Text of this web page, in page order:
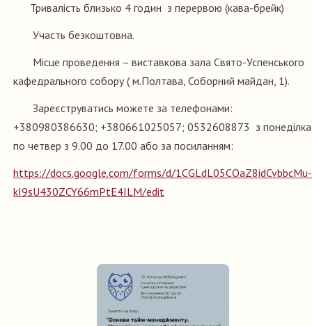
Тривалість близько 4 годин з перервою (кава-брейк)
Участь безкоштовна.
Місце проведення – виставкова зала Свято-Успенського
кафедрального собору ( м.Полтава, Соборний майдан, 1).
Зареєструватись можете за телефонами:
+380980386630; +380661025057; 0532608873 з понеділка
по четвер з 9.00 до 17.00 або за посиланням:
https://docs.google.com/forms/d/1CGLdL05COaZ8idCvbbcMu-
kI9sU430ZCY66mPtE4ILM/edit